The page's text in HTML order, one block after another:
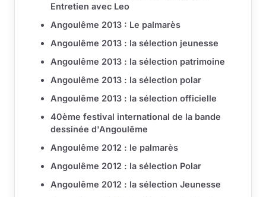
Entretien avec Leo
Angoulême 2013 : Le palmarès
Angoulême 2013 : la sélection jeunesse
Angoulême 2013 : la sélection patrimoine
Angoulême 2013 : la sélection polar
Angoulême 2013 : la sélection officielle
40ème festival international de la bande
dessinée d'Angoulême
Angoulême 2012 : le palmarès
Angoulême 2012 : la sélection Polar
Angoulême 2012 : la sélection Jeunesse